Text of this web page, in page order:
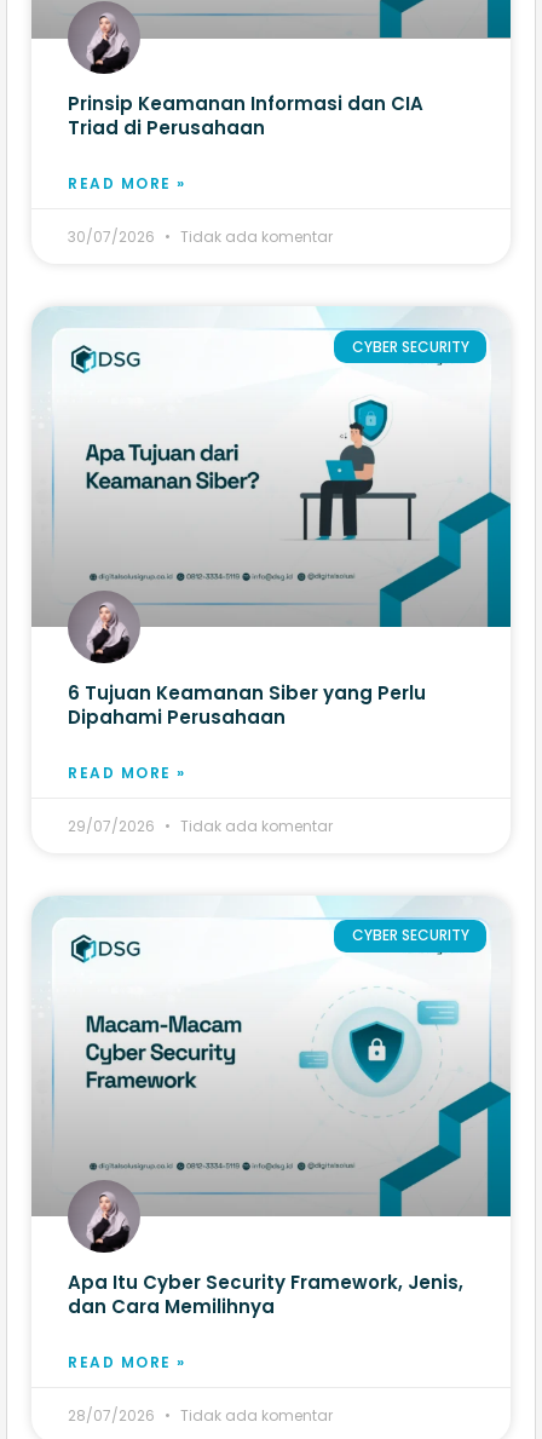
Prinsip Keamanan Informasi dan CIA
Triad di Perusahaan
READ MORE »
30/07/2026 Tidak ada komentar
CYBER SECURITY
6 Tujuan Keamanan Siber yang Perlu
Dipahami Perusahaan
READ MORE »
29/07/2026 Tidak ada komentar
CYBER SECURITY
Apa Itu Cyber Security Framework, Jenis,
dan Cara Memilihnya
READ MORE »
28/07/2026 Tidak ada komentar